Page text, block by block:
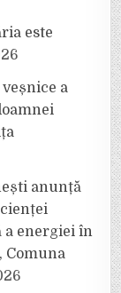
este
a
anunță
a energiei în
Comuna